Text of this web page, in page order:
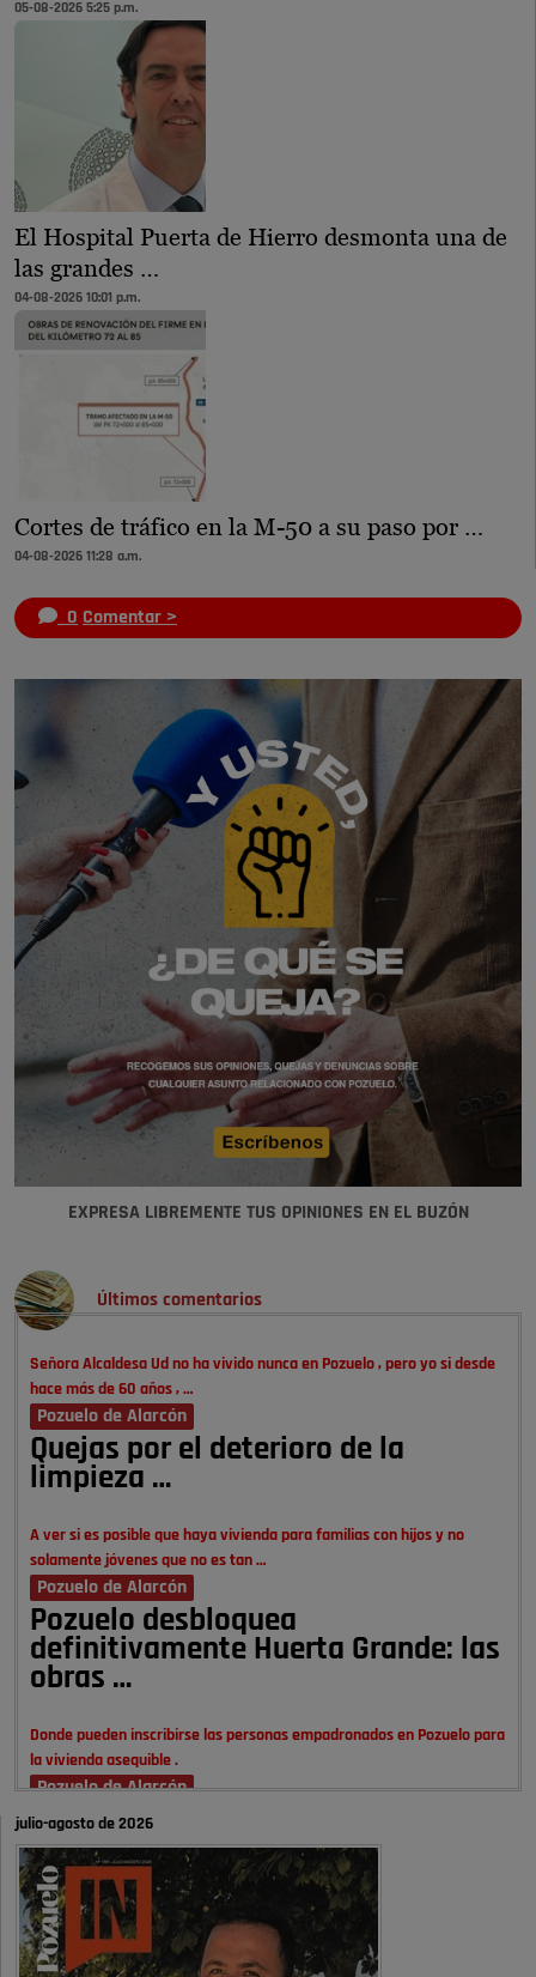
05-08-2026 5:25 p.m.
El Hospital Puerta de Hierro desmonta una de
las grandes …
04-08-2026 10:01 p.m.
Cortes de tráfico en la M-50 a su paso por …
04-08-2026 11:28 a.m.
0 Comentar >
EXPRESA LIBREMENTE TUS OPINIONES EN EL BUZÓN
Últimos comentarios
Señora Alcaldesa Ud no ha vivido nunca en Pozuelo , pero yo si desde
hace más de 60 años , …
Pozuelo de Alarcón
Quejas por el deterioro de la
limpieza …
A ver si es posible que haya vivienda para familias con hijos y no
solamente jóvenes que no es tan …
Pozuelo de Alarcón
Pozuelo desbloquea
definitivamente Huerta Grande: las
obras …
Donde pueden inscribirse las personas empadronados en Pozuelo para
la vivienda asequible .
Pozuelo de Alarcón
Pozuelo desbloquea
definitivamente Huerta Grande: las
obras …
También pienso que si no fuéramos tan sucios no haría falta denunciar
nada
julio-agosto de 2026